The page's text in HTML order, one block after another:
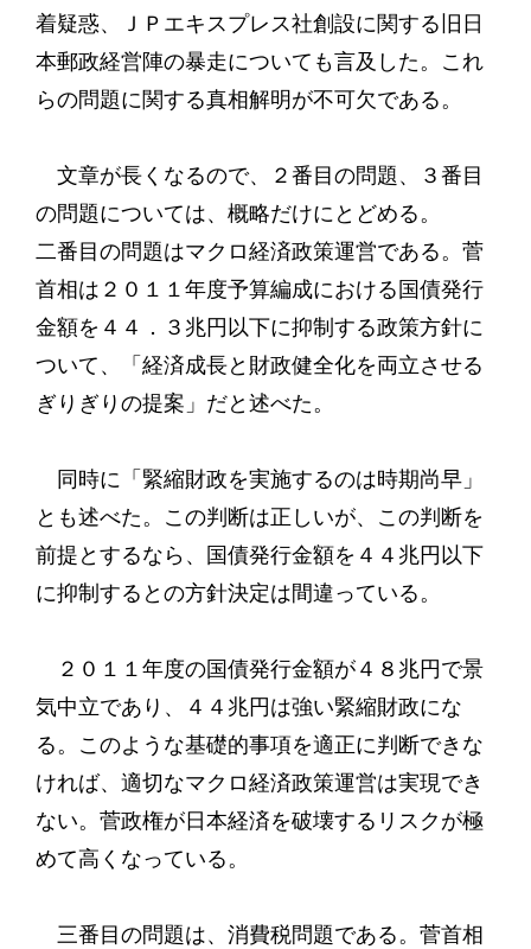
着疑惑、ＪＰエキスプレス社創設に関する旧日
本郵政経営陣の暴走についても言及した。これ
らの問題に関する真相解明が不可欠である。
文章が長くなるので、２番目の問題、３番目
の問題については、概略だけにとどめる。
二番目の問題はマクロ経済政策運営である。菅
首相は２０１１年度予算編成における国債発行
金額を４４．３兆円以下に抑制する政策方針に
ついて、「経済成長と財政健全化を両立させる
ぎりぎりの提案」だと述べた。
同時に「緊縮財政を実施するのは時期尚早」
とも述べた。この判断は正しいが、この判断を
前提とするなら、国債発行金額を４４兆円以下
に抑制するとの方針決定は間違っている。
２０１１年度の国債発行金額が４８兆円で景
気中立であり、４４兆円は強い緊縮財政にな
る。このような基礎的事項を適正に判断できな
ければ、適切なマクロ経済政策運営は実現でき
ない。菅政権が日本経済を破壊するリスクが極
めて高くなっている。
三番目の問題は、消費税問題である。菅首相